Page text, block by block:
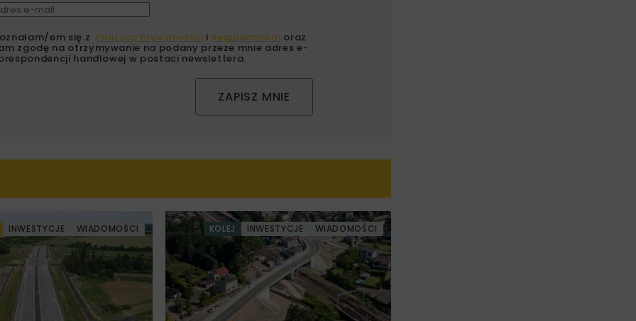
em się z Polityką Prywatności i Regulaminem oraz
zgodę na otrzymywanie na podany przeze mnie adres e-
handlowej w postaci newslettera.
ZAPISZ MNIE
INWESTYCJE WIADOMOŚCI KOLEJ INWESTYCJE WIADOMOŚCI